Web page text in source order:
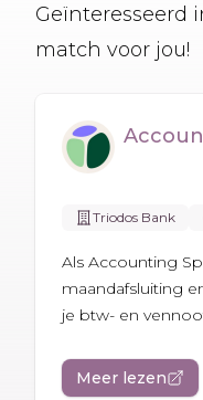
Geïnteresseerd
match voor jou!
Triodos Bank
Als Accounting
maandafsluiting
je btw- en
Meer lezen